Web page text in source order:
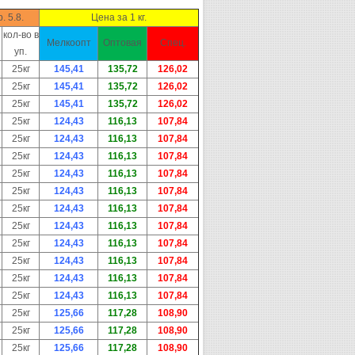
5.8. Цена за 1 кг.
кол-во в
уп.
Мелкоопт Оптовая Спец.
25кг 145,41 135,72
126,02
25кг 145,41 135,72
126,02
25кг 145,41 135,72
126,02
25кг 124,43 116,13
107,84
25кг 124,43 116,13
107,84
25кг 124,43 116,13
107,84
25кг 124,43 116,13
107,84
25кг 124,43 116,13
107,84
25кг 124,43 116,13
107,84
25кг 124,43 116,13
107,84
25кг 124,43 116,13
107,84
25кг 124,43 116,13
107,84
25кг 124,43 116,13
107,84
25кг 124,43 116,13
107,84
25кг 125,66 117,28
108,90
25кг 125,66 117,28
108,90
25кг 125,66 117,28
108,90